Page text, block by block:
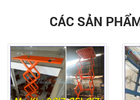
CÁC SẢN